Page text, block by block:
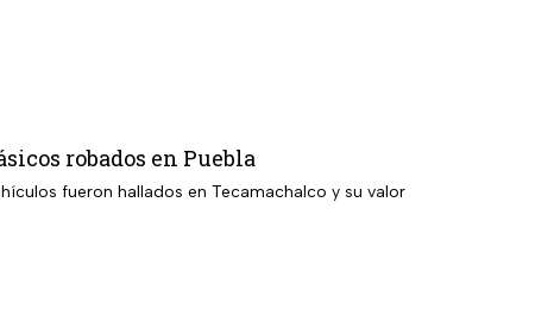
robados en Puebla
fueron hallados en Tecamachalco y su valor